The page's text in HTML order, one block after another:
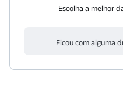
Escolha a melhor
Ficou com alguma